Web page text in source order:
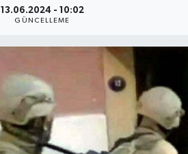
13.06.2024 - 10:02
GÜNCELLEME